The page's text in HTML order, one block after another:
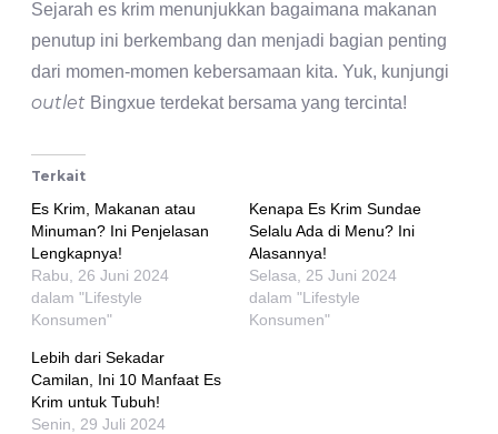
Sejarah es krim menunjukkan bagaimana makanan
penutup ini berkembang dan menjadi bagian penting
dari momen-momen kebersamaan kita. Yuk, kunjungi
outlet Bingxue terdekat bersama yang tercinta!
Terkait
Es Krim, Makanan atau
Minuman? Ini Penjelasan
Lengkapnya!
Rabu, 26 Juni 2024
dalam "Lifestyle
Konsumen"
Kenapa Es Krim Sundae
Selalu Ada di Menu? Ini
Alasannya!
Selasa, 25 Juni 2024
dalam "Lifestyle
Konsumen"
Lebih dari Sekadar
Camilan, Ini 10 Manfaat Es
Krim untuk Tubuh!
Senin, 29 Juli 2024